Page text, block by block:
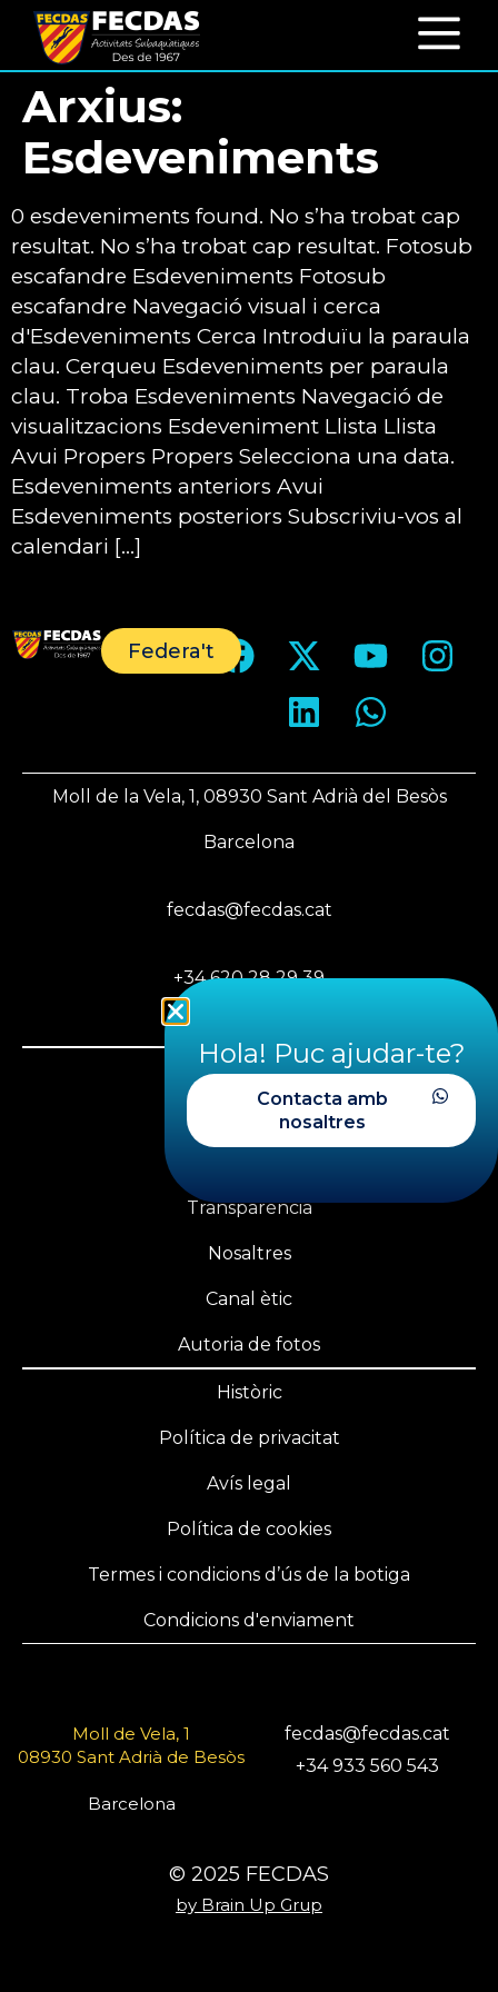
Arxius:
Esdeveniments
0 esdeveniments found. No s’ha trobat cap
resultat. No s’ha trobat cap resultat. Fotosub
escafandre Esdeveniments Fotosub
escafandre Navegació visual i cerca
d'Esdeveniments Cerca Introduïu la paraula
clau. Cerqueu Esdeveniments per paraula
clau. Troba Esdeveniments Navegació de
visualitzacions Esdeveniment Llista Llista
Avui Propers Propers Selecciona una data.
Esdeveniments anteriors Avui
Esdeveniments posteriors Subscriviu-vos al
calendari […]
Federa't
Moll de la Vela, 1, 08930 Sant Adrià del Besòs
Barcelona
fecdas@fecdas.cat
+34 620 28 29 39
+34 933 560 543
Llicència federativa
PLAYOFF FECDAS
Transparència
Nosaltres
Canal ètic
Autoria de fotos
Històric
Política de privacitat
Avís legal
Política de cookies
Termes i condicions d’ús de la botiga
Condicions d'enviament
Moll de Vela, 1
08930 Sant Adrià de Besòs
Barcelona
fecdas@fecdas.cat
+34 933 560 543
© 2025 FECDAS
by Brain Up Grup
Hola! Puc ajudar-te?
Contacta amb
nosaltres